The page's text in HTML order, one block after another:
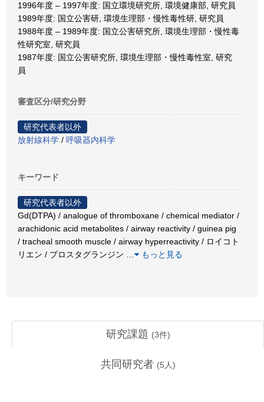
1996年度 – 1997年度: 国立環境研究所, 環境健康部, 研究員
1989年度: 国立公害研, 環境生理部・慢性毒性研, 研究員
1988年度 – 1989年度: 国立公害研究所, 環境生理部・慢性毒
性研究室, 研究員
1987年度: 国立公害研究所, 環境生理部・慢性毒性室, 研究
員
審査区分/研究分野
研究代表者以外
放射線科学 / 呼吸器内科学
キーワード
研究代表者以外
Gd(DTPA) / analogue of thromboxane / chemical mediator /
arachidonic acid metabolites / airway reactivity / guinea pig
/ tracheal smooth muscle / airway hyperreactivity / ロイコト
リエン / プロスタグランジン
もっと見る
研究課題 (3件)
共同研究者 (5 人)